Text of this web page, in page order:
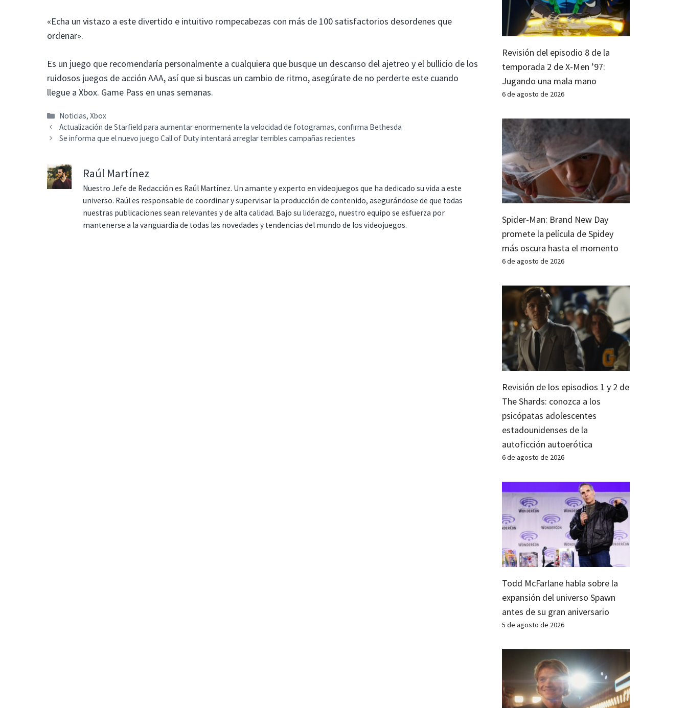
«Echa un vistazo a este divertido e intuitivo rompecabezas con más de 100 satisfactorios desordenes que
ordenar».
Es un juego que recomendaría personalmente a cualquiera que busque un descanso del ajetreo y el bullicio de los
ruidosos juegos de acción AAA, así que si buscas un cambio de ritmo, asegúrate de no perderte este cuando
llegue a Xbox. Game Pass en unas semanas.
Categorías
Noticias,Xbox
Actualización de Starfield para aumentar enormemente la velocidad de fotogramas, confirma Bethesda
Se informa que el nuevo juego Call of Duty intentará arreglar terribles campañas recientes
Raúl Martínez
Nuestro Jefe de Redacción es Raúl Martínez. Un amante y experto en videojuegos que ha dedicado su vida a este
universo. Raúl es responsable de coordinar y supervisar la producción de contenido, asegurándose de que todas
nuestras publicaciones sean relevantes y de alta calidad. Bajo su liderazgo, nuestro equipo se esfuerza por
mantenerse a la vanguardia de todas las novedades y tendencias del mundo de los videojuegos.
Revisión del episodio 8 de la
temporada 2 de X-Men ’97:
Jugando una mala mano
6 de agosto de 2026
Spider-Man: Brand New Day
promete la película de Spidey
más oscura hasta el momento
6 de agosto de 2026
Revisión de los episodios 1 y 2 de
The Shards: conozca a los
psicópatas adolescentes
estadounidenses de la
autoficción autoerótica
6 de agosto de 2026
Todd McFarlane habla sobre la
expansión del universo Spawn
antes de su gran aniversario
5 de agosto de 2026